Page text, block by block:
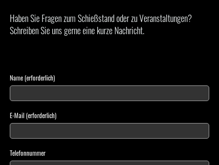
Haben Sie Fragen zum Schießstand oder zu Veranstaltungen?
Schreiben Sie uns gerne eine kurze Nachricht.
Name (erforderlich)
E-Mail (erforderlich)
Telefonnummer